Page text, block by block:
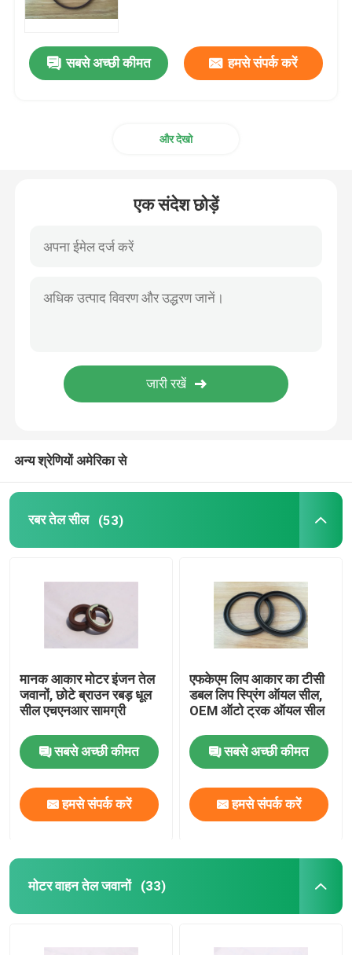
वॉशिंग मशीन सील
PTFE फ्लैट वॉशर
मोल्ड रबड़ पार्ट्स
धातु सील वॉशर
धातु फिक्सिंग और फास्टनरों
मैकेनिकल दस्ता सील
वाल्व स्टेम तेल सील
इंजन मरम्मत भागों
सबसे अच्छी कीमत हमसे संपर्क करें
और देखो
एक संदेश छोड़ें
अन्य श्रेणियों अमेरिका से
रबर तेल सील (53)
मानक आकार मोटर इंजन तेल
जवानों, छोटे ब्राउन रबड़ धूल
सील एचएनआर सामग्री
सबसे अच्छी कीमत
हमसे संपर्क करें
एफकेएम लिप आकार का टीसी
डबल लिप स्प्रिंग ऑयल सील,
OEM ऑटो ट्रक ऑयल सील
सबसे अच्छी कीमत
हमसे संपर्क करें
मोटर वाहन तेल जवानों (33)